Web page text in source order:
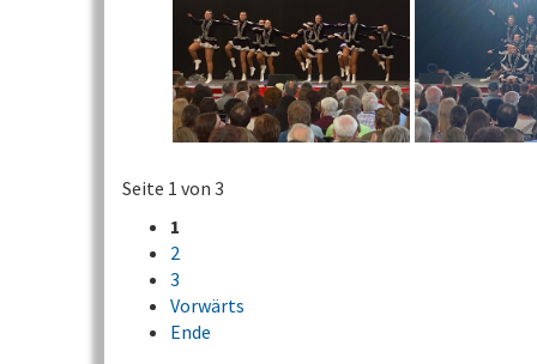
Seite 1 von 3
1
2
3
Vorwärts
Ende